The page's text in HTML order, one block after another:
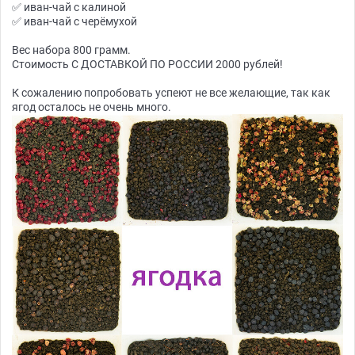
✅ иван-чай с калиной
✅ иван-чай с черёмухой
Вес набора 800 грамм.
Стоимость С ДОСТАВКОЙ ПО РОССИИ 2000 рублей!
К сожалению попробовать успеют не все желающие, так как
ягод осталось не очень много.